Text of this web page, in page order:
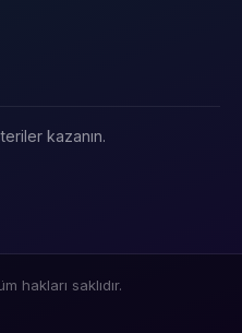
kazanın.
hakları saklıdır.